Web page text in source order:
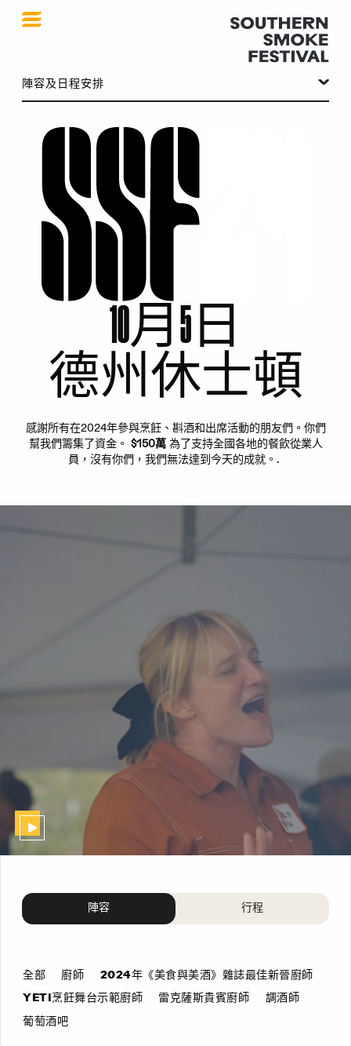
陣容及日程安排
10月5日
德州休士頓
感謝所有在2024年參與烹飪、斟酒和出席活動的朋友們。你們
幫我們籌集了資金。 $150萬為了支持全國各地的餐飲從業人
員，沒有你們，我們無法達到今天的成就。.
陣容 行程
全部 廚師
2024年《美食與美酒》雜誌最佳新晉廚師
YETI烹飪舞台示範廚師
雷克薩斯貴賓廚師
調酒師
葡萄酒吧